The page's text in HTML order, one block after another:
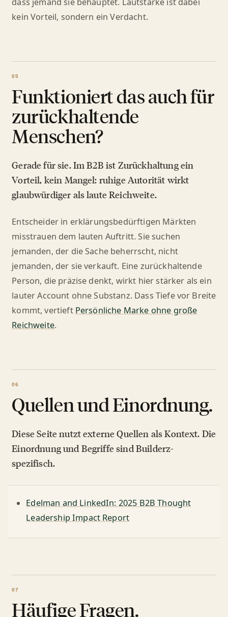
kein Vorteil, sondern ein Verdacht.
Funktioniert das auch für
zurückhaltende
Menschen?
Gerade für sie. Im B2B ist Zurückhaltung ein
Vorteil, kein Mangel: ruhige Autorität wirkt
glaubwürdiger als laute Reichweite.
Entscheider in erklärungsbedürftigen Märkten
misstrauen dem lauten Auftritt. Sie suchen
jemanden, der die Sache beherrscht, nicht
jemanden, der sie verkauft. Eine zurückhaltende
Person, die präzise denkt, wirkt hier stärker als ein
lauter Account ohne Substanz. Dass Tiefe vor Breite
kommt, vertieft Persönliche Marke ohne große
Reichweite.
Quellen und Einordnung.
Diese Seite nutzt externe Quellen als Kontext. Die
Einordnung und Begriffe sind Builderz-
spezifisch.
Edelman and LinkedIn: 2025 B2B Thought
Leadership Impact Report
Häufige Fragen.